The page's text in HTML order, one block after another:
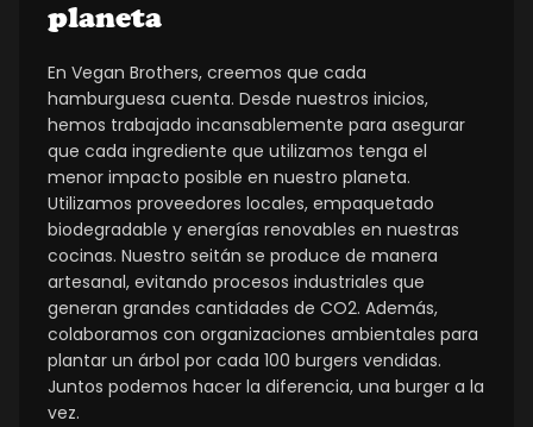
planeta
En Vegan Brothers, creemos que cada
hamburguesa cuenta. Desde nuestros inicios,
hemos trabajado incansablemente para asegurar
que cada ingrediente que utilizamos tenga el
menor impacto posible en nuestro planeta.
Utilizamos proveedores locales, empaquetado
biodegradable y energías renovables en nuestras
cocinas. Nuestro seitán se produce de manera
artesanal, evitando procesos industriales que
generan grandes cantidades de CO2. Además,
colaboramos con organizaciones ambientales para
plantar un árbol por cada 100 burgers vendidas.
Juntos podemos hacer la diferencia, una burger a la
vez.